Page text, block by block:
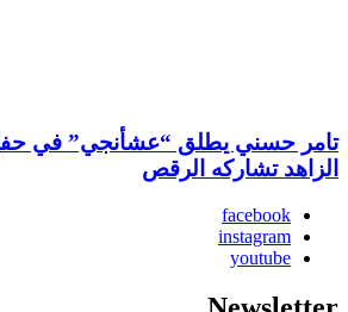
تامر حسني يطلق “عشأنجي” في
الزاهد تشاركه الرقص
facebook
instagram
youtube